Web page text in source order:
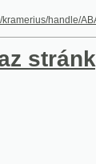
(djvu)